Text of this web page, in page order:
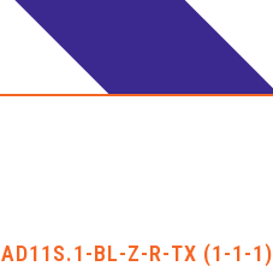
AD11S.1-BL-Z-R-TX (1-1-1)